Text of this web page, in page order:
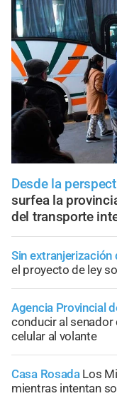
Desde la
surfea la
del transporte
Sin extranjerización
el proyecto de ley
Agencia Provincial
conducir al senador
celular al volante
Casa Rosada Los
mientras intentan